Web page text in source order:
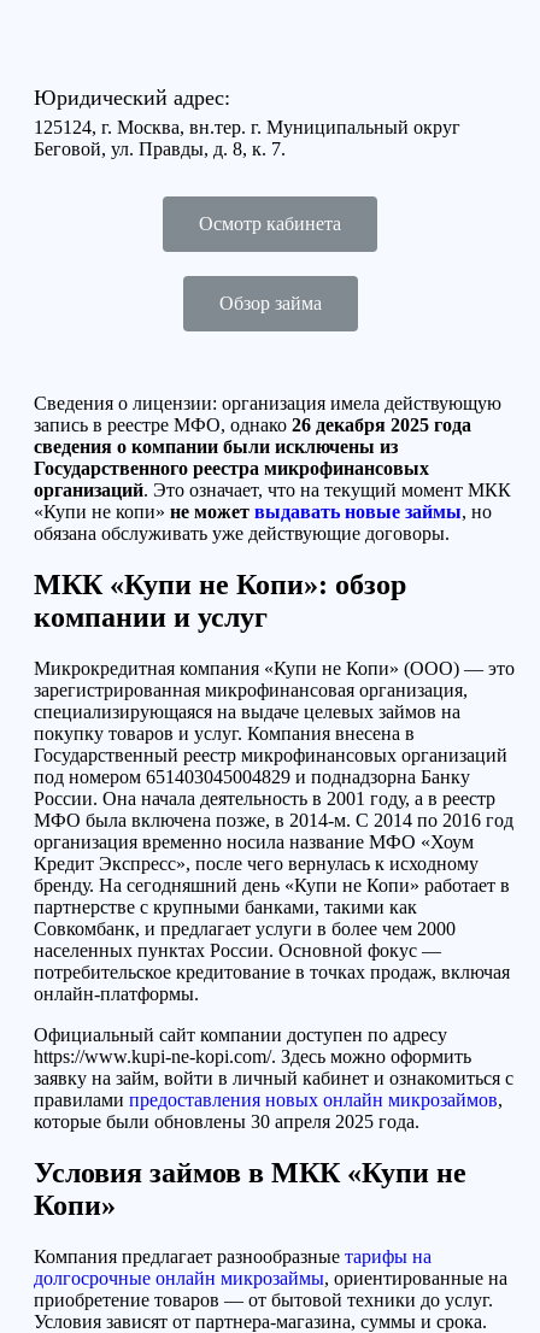
Юридический адрес:
125124, г. Москва, вн.тер. г. Муниципальный округ
Беговой, ул. Правды, д. 8, к. 7.
Осмотр кабинета
Обзор займа
Сведения о лицензии: организация имела действующую
запись в реестре МФО, однако 26 декабря 2025 года
сведения о компании были исключены из
Государственного реестра микрофинансовых
организаций. Это означает, что на текущий момент МКК
«Купи не копи» не может выдавать новые займы, но
обязана обслуживать уже действующие договоры.
МКК «Купи не Копи»: обзор
компании и услуг
Микрокредитная компания «Купи не Копи» (ООО) — это
зарегистрированная микрофинансовая организация,
специализирующаяся на выдаче целевых займов на
покупку товаров и услуг. Компания внесена в
Государственный реестр микрофинансовых организаций
под номером 651403045004829 и поднадзорна Банку
России. Она начала деятельность в 2001 году, а в реестр
МФО была включена позже, в 2014-м. С 2014 по 2016 год
организация временно носила название МФО «Хоум
Кредит Экспресс», после чего вернулась к исходному
бренду. На сегодняшний день «Купи не Копи» работает в
партнерстве с крупными банками, такими как
Совкомбанк, и предлагает услуги в более чем 2000
населенных пунктах России. Основной фокус —
потребительское кредитование в точках продаж, включая
онлайн-платформы.
Официальный сайт компании доступен по адресу
https://www.kupi-ne-kopi.com/. Здесь можно оформить
заявку на займ, войти в личный кабинет и ознакомиться с
правилами предоставления новых онлайн микрозаймов,
которые были обновлены 30 апреля 2025 года.
Условия займов в МКК «Купи не
Копи»
Компания предлагает разнообразные тарифы на
долгосрочные онлайн микрозаймы, ориентированные на
приобретение товаров — от бытовой техники до услуг.
Условия зависят от партнера-магазина, суммы и срока.